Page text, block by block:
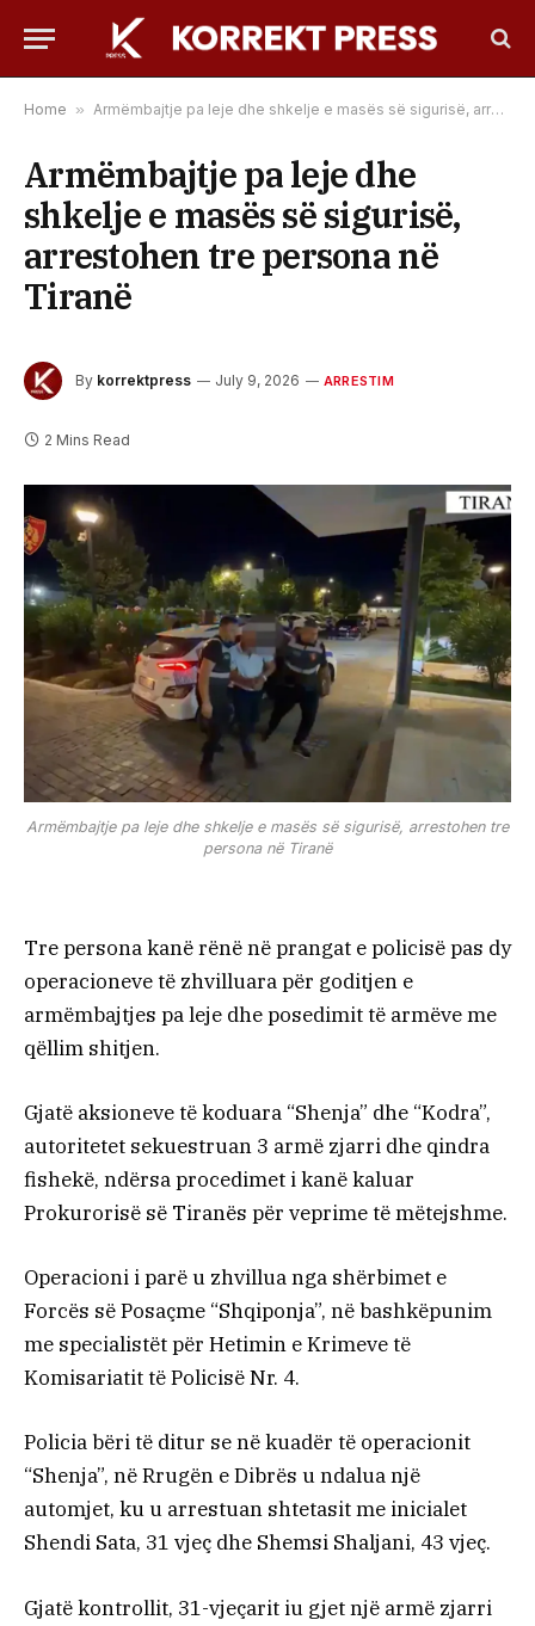
Home » Armëmbajtje pa leje dhe shkelje e masës së sigurisë, arrestohen tre persona në Tiranë
Armëmbajtje pa leje dhe
shkelje e masës së sigurisë,
arrestohen tre persona në
Tiranë
By korrektpress July 9, 2026 ARRESTIM
2 Mins Read
Armëmbajtje pa leje dhe shkelje e masës së sigurisë, arrestohen tre
persona në Tiranë
Tre persona kanë rënë në prangat e policisë pas dy
operacioneve të zhvilluara për goditjen e
armëmbajtjes pa leje dhe posedimit të armëve me
qëllim shitjen.
Gjatë aksioneve të koduara “Shenja” dhe “Kodra”,
autoritetet sekuestruan 3 armë zjarri dhe qindra
fishekë, ndërsa procedimet i kanë kaluar
Prokurorisë së Tiranës për veprime të mëtejshme.
Operacioni i parë u zhvillua nga shërbimet e
Forcës së Posaçme “Shqiponja”, në bashkëpunim
me specialistët për Hetimin e Krimeve të
Komisariatit të Policisë Nr. 4.
Policia bëri të ditur se në kuadër të operacionit
“Shenja”, në Rrugën e Dibrës u ndalua një
automjet, ku u arrestuan shtetasit me inicialet
Shendi Sata, 31 vjeç dhe Shemsi Shaljani, 43 vjeç.
Gjatë kontrollit, 31-vjeçarit iu gjet një armë zjarri